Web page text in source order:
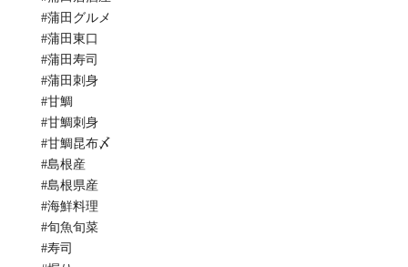
#蒲田グルメ
#蒲田東口
#蒲田寿司
#蒲田刺身
#甘鯛
#甘鯛刺身
#甘鯛昆布〆
#島根産
#島根県産
#海鮮料理
#旬魚旬菜
#寿司